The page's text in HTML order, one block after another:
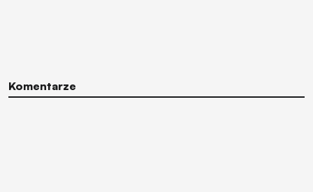
Komentarze